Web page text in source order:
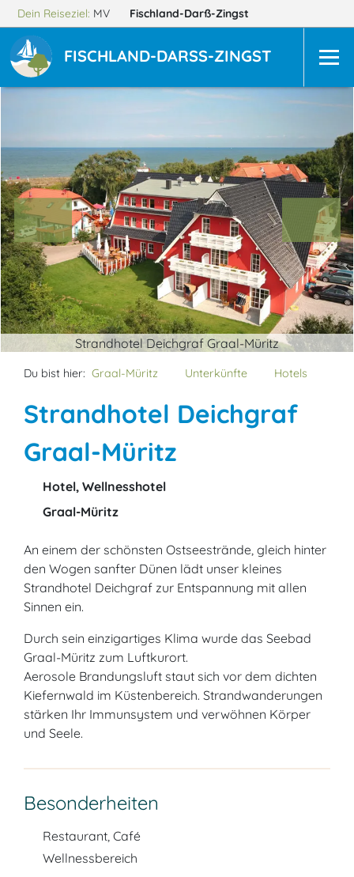
Dein Reiseziel: MV Fischland-Darß-Zingst
FISCHLAND-DARSS-ZINGST
Strandhotel Deichgraf Graal-Müritz
Du bist hier: Graal-Müritz Unterkünfte Hotels
Strandhotel Deichgraf
Graal-Müritz
Hotel, Wellnesshotel
Graal-Müritz
An einem der schönsten Ostseestrände, gleich hinter
den Wogen sanfter Dünen lädt unser kleines
Strandhotel Deichgraf zur Entspannung mit allen
Sinnen ein.
Durch sein einzigartiges Klima wurde das Seebad
Graal-Müritz zum Luftkurort.
Aerosole Brandungsluft staut sich vor dem dichten
Kiefernwald im Küstenbereich. Strandwanderungen
stärken Ihr Immunsystem und verwöhnen Körper
und Seele.
Besonderheiten
Restaurant, Café
Wellnessbereich